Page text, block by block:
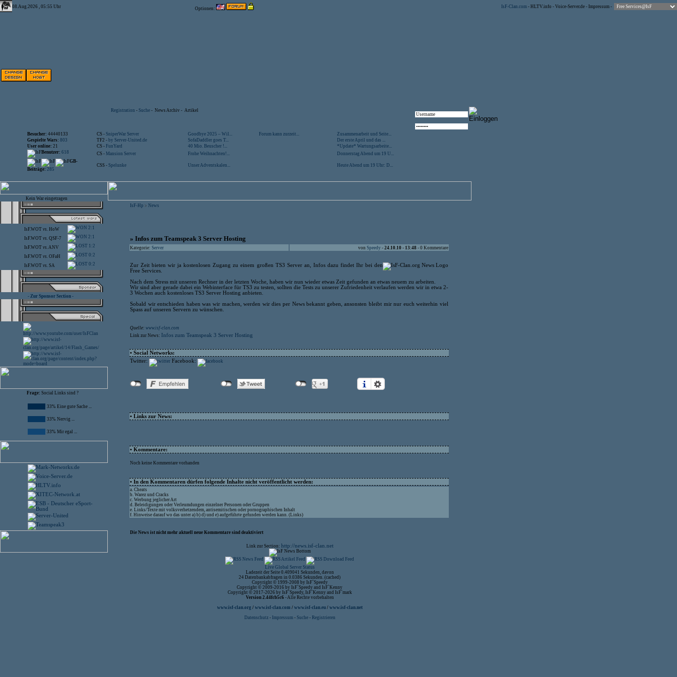
08.Aug.2026 , 05:55 Uhr Optionen: IsF-Clan.com - HLTV.info - Voice-Server.de - Impressum -
Registration - Suche - News Archiv - Artikel
Besucher: 44440133 CS - SniperWar Server Goodbye 2025 – Wil... Forum kann zurzeit...
Zusammenarbeit und Seite...
Gespielte Wars: 803 TF2 - by Server-United.de SofaDaddler goes T...
Der erste April und das ...
User online: 21 CS - FunYard 40 Mio. Beuscher !...
*Update* Wartungsarbeite...
Benutzer: 618 CS - Mansion Server Frohe Weihnachten!...
Donnerstag Abend um 19 U...
GB-
Beiträge: 285
CSS - Spelunke Unser Adventskalen... Heute Abend um 19 Uhr: D...
Kein War eingetragen
IsF.WOT vs. HoW 2:1
IsF.WOT vs. QSF-7 2:1
IsF.WOT vs.ANV 1:2
IsF.WOT vs. OFaH 0:2
IsF.WOT vs. SA 0:2
- Zur Sponsor Section -
Frage: Social Links sind ?
33% Eine gute Sache ...
33% Nervig ...
33% Mir egal ...
IsF-Hp > News
» Infos zum Teamspeak 3 Server Hosting
Kategorie: Server von Speedy - 24.10.10 - 13:48 - 0 Kommentare
Zur Zeit bieten wir ja kostenlosen Zugang zu einem großen TS3 Server an, Infos dazu findet Ihr bei den
Free Services.
Nach dem Stress mit unseren Rechner in der letzten Woche, haben wir nun wieder etwas Zeit gefunden an etwas neuem zu arbeiten.
Wir sind aber gerade dabei ein Webinterface für TS3 zu testen, sollten die Tests zu unserer Zufriedenheit verlaufen werden wir in etwa 2-
3 Wochen auch kostenloses TS3 Server Hosting anbieten.
Sobald wir entschieden haben was wir machen, werden wir dies per News bekannt geben, ansonsten bleibt mir nur euch weiterhin viel
Spass auf unseren Servern zu wünschen.
Quelle: www.isf-clan.com
Link zur News:
Infos zum Teamspeak 3 Server Hosting
• Social Networks:
Twitter:
Facebook:
• Links zur News:
• Kommentare:
Noch keine Kommentare vorhanden
• In den Kommentaren dürfen folgende Inhalte nicht veröffentlicht werden:
a. Cheats
b. Warez und Cracks
c. Werbung jeglicher Art
d. Beleidigungen oder Verleumdungen einzelner Personen oder Gruppen
e. Links/Texte mit volksverhetzendem, antisemitischen oder pornographischen Inhalt
f. Hinweise darauf wo das unter a) b) d) und e) aufgeführte gefunden werden kann. (Links)
Die News ist nicht mehr aktuell neue Kommentare sind deaktiviert
Link zur Section: http://news.isf-clan.net
Live Global Server Status
Ladezeit der Seite 0.409041 Sekunden, davon
24 Datenbankabfragen in 0.0386 Sekunden. (cached)
Copyright © 1999-2008 by IsF`Speedy
Copyright © 2009-2016 by IsF`Speedy and IsF`Kenny
Copyright © 2017-2026 by IsF`Speedy, IsF`Kenny and IsF`mark
Version 2.44fcb5c6 - Alle Rechte vorbehalten
www.isf-clan.org / www.isf-clan.com / www.isf-clan.eu/ www.isf-clan.net
Datenschutz - Impressum- Suche- Registrieren